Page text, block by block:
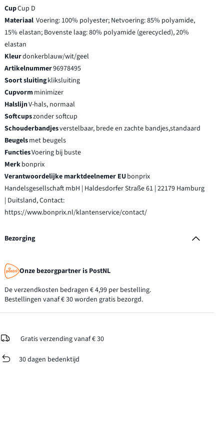
CupCup D
Materiaal Voering: 100% polyester; Netvoering: 85% polyamide,
15% elastan; Bovenste laag: 80% polyamide (gerecycled), 20%
elastan
Kleurdonkerblauw/wit/geel
Artikelnummer96978495
Soort sluitingkliksluiting
Cupvormminimizer
HalslijnV-hals, normaal
Softcupszonder softcup
Schouderbandjesverstelbaar, brede en zachte bandjes,standaard
Beugelsmet beugels
FunctiesVoering bij buste
Merkbonprix
Verantwoordelijke marktdeelnemer EUbonprix
Handelsgesellschaft mbH | Haldesdorfer Straße 61 | 22179 Hamburg
| Duitsland, Contact:
https://www.bonprix.nl/klantenservice/contact/
Bezorging
Onze bezorgpartner is PostNL
De verzendkosten bedragen € 4,99 per bestelling.
Bestellingen vanaf € 30 worden gratis bezorgd.
Gratis verzending vanaf € 30
30 dagen bedenktijd